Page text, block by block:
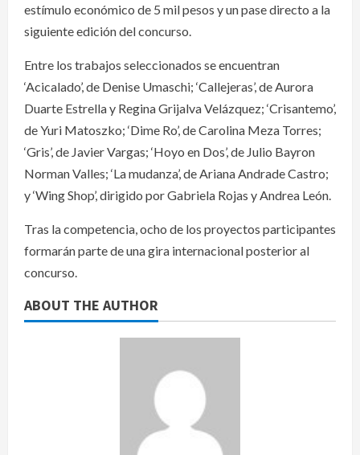
estímulo económico de 5 mil pesos y un pase directo a la
siguiente edición del concurso.
Entre los trabajos seleccionados se encuentran
‘Acicalado’, de Denise Umaschi; ‘Callejeras’, de Aurora
Duarte Estrella y Regina Grijalva Velázquez; ‘Crisantemo’,
de Yuri Matoszko; ‘Dime Ro’, de Carolina Meza Torres;
‘Gris’, de Javier Vargas; ‘Hoyo en Dos’, de Julio Bayron
Norman Valles; ‘La mudanza’, de Ariana Andrade Castro;
y ‘Wing Shop’, dirigido por Gabriela Rojas y Andrea León.
Tras la competencia, ocho de los proyectos participantes
formarán parte de una gira internacional posterior al
concurso.
ABOUT THE AUTHOR